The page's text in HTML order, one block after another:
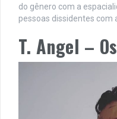
do gênero com a
pessoas dissidentes com
T. Angel –